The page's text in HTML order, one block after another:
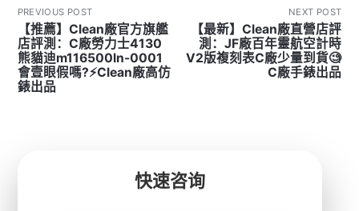
PREVIOUS POST
【推薦】Clean廠官方旗艦
店評測：C廠勞力士4130
熊貓迪m116500ln-0001
會壹眼假嗎?⚡Clean廠高仿
錶出品
NEXT POST
【最新】Clean廠直營店評
測：JF廠百年靈航空計時
V2版複刻表C廠少量到貨🧐
C廠手錶出品
快速咨询